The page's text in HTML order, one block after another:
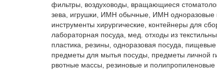
фильтры, воздуховоды, вращающиеся
зева, игрушки, ИМН обычные, ИМН одноразовые
инструменты хирургические, контейнеры для
лабораторная посуда, мед. отходы из
пластика, резины, одноразовая посуда,
предметы для мытья посуды, предметы личной
рвотные массы, резиновые и полипропиленовые